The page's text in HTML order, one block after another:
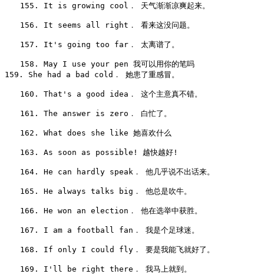
155. It is growing cool． 天气渐渐凉爽起来。
156. It seems all right． 看来这没问题。
157. It's going too far． 太离谱了。
158. May I use your pen 我可以用你的笔吗
159. She had a bad cold． 她患了重感冒。
160. That's a good idea． 这个主意真不错。
161. The answer is zero． 白忙了。
162. What does she like 她喜欢什么
163. As soon as possible! 越快越好!
164. He can hardly speak． 他几乎说不出话来。
165. He always talks big． 他总是吹牛。
166. He won an election． 他在选举中获胜。
167. I am a football fan． 我是个足球迷。
168. If only I could fly． 要是我能飞就好了。
169. I'll be right there． 我马上就到。